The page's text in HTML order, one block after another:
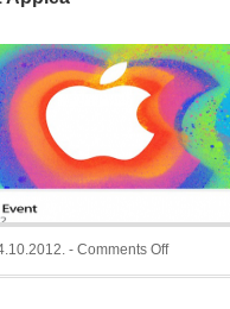
- Comments Offon
Noviteti